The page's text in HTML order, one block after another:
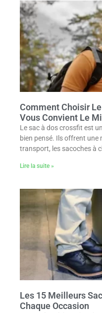
Comment Choisir
Vous Convient Le
Le sac à dos crossfit est
bien pensé. Ils offrent une
transport, les sacoches à
Lire la suite »
Les 15 Meilleurs
Chaque Occasion